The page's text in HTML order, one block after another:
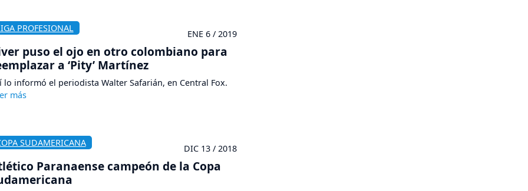
PROFESIONAL
ENE 6 / 2019
puso el ojo en otro colombiano para
a ‘Pity’ Martínez
lo informó el periodista Walter Safarián, en Central Fox.
SUDAMERICANA
DIC 13 / 2018
Paranaense campeón de la Copa